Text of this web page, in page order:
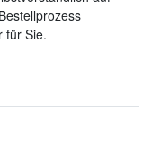
für Sie.